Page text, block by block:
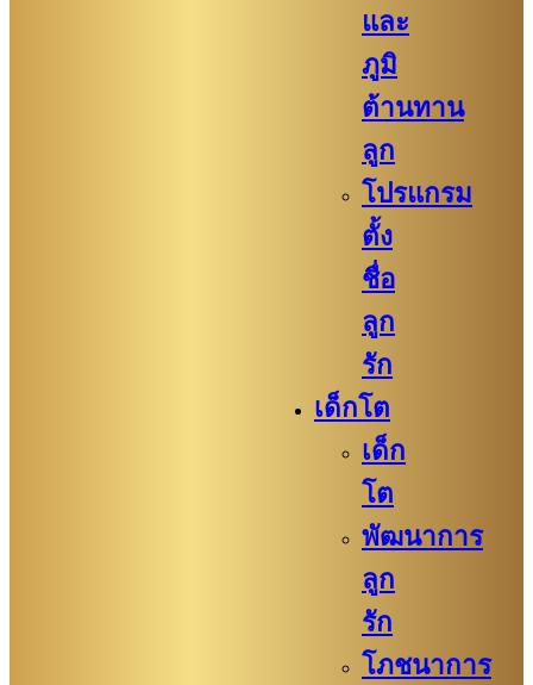
และ
ภูมิ
ต้านทาน
ลูก
โปรแกรม
ตั้ง
ชื่อ
ลูก
รัก
เด็กโต
เด็ก
โต
พัฒนาการ
ลูก
รัก
โภชนาการ